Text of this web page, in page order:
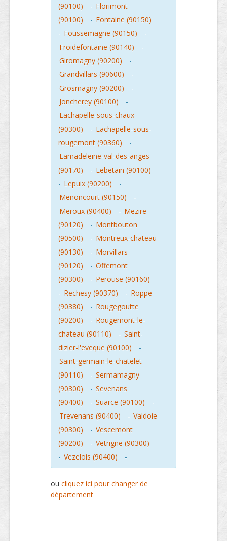
(90100)
- Florimont
(90100)
- Fontaine (90150)
- Foussemagne (90150)
-
Froidefontaine (90140)
-
Giromagny (90200)
-
Grandvillars (90600)
-
Grosmagny (90200)
-
Joncherey (90100)
-
Lachapelle-sous-chaux
(90300)
- Lachapelle-sous-
rougemont (90360)
-
Lamadeleine-val-des-anges
(90170)
- Lebetain (90100)
- Lepuix (90200)
-
Menoncourt (90150)
-
Meroux (90400)
- Mezire
(90120)
- Montbouton
(90500)
- Montreux-chateau
(90130)
- Morvillars
(90120)
- Offemont
(90300)
- Perouse (90160)
- Rechesy (90370) - Roppe
(90380)
- Rougegoutte
(90200)
- Rougemont-le-
chateau (90110)
- Saint-
dizier-l'eveque (90100)
-
Saint-germain-le-chatelet
(90110)
- Sermamagny
(90300)
- Sevenans
(90400)
- Suarce (90100)
-
Trevenans (90400)
- Valdoie
(90300)
- Vescemont
(90200)
- Vetrigne (90300)
- Vezelois (90400) -
ou cliquez ici pour changer de
département